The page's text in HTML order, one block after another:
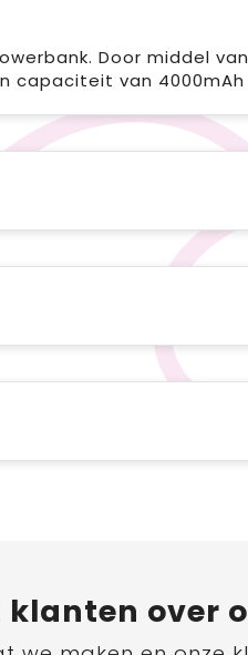
Door middel
van
klanten over